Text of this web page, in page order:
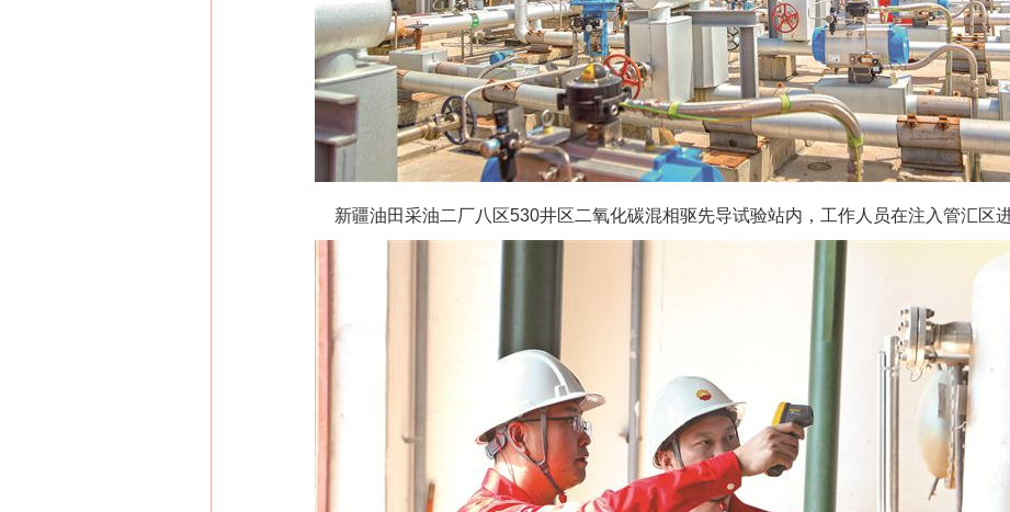
新疆油田采油二厂八区530井区二氧化碳混相驱先导试验站内，工作人员在注入管汇区